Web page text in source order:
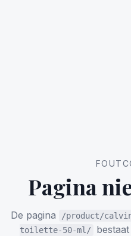
Pagina
De pagina
/product/
toilette-50-ml/